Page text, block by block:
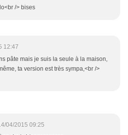
/> bises
12:47
pâte mais je suis la seule à la maison,
ta version est très sympa,<br />
04/2015 09:25